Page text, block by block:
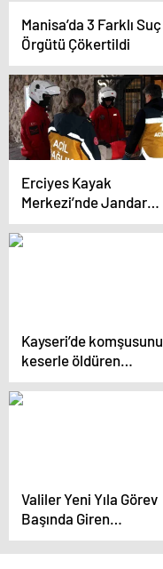
Taciri Yakalandı
Manisa’da 3 Farklı Suç
Örgütü Çökertildi
Erciyes Kayak
Merkezi’nde Jandarma
Arama Kurtarma
Timleri Güvenliği
Kayseri’de komşusunu
keserle öldüren
şüpheliye
ağırlaştırılmış müebbet
Valiler Yeni Yıla Görev
Başında Giren
Personeli Ziyaret Etti